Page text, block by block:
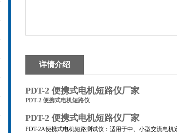
详情介绍
PDT-2 便携式电机短路仪厂家
PDT-2 便携式电机短路仪
PDT-2 便携式电机短路仪厂家
PDT-2A便携式电机短路测试仪：适用于中、小型交流电